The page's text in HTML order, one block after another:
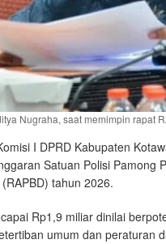
Nugraha, saat memimpin rapat
I DPRD Kabupaten
Satuan Polisi Pamong
tahun 2026.
Rp1,9 miliar dinilai
umum dan peraturan